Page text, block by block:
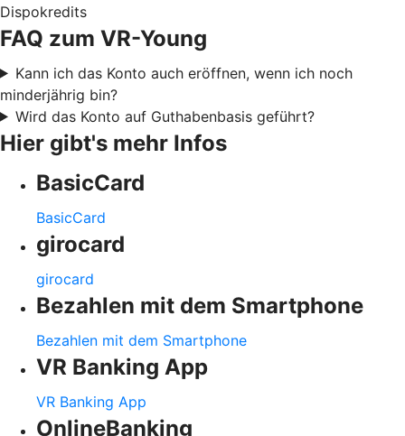
Dispokredits
FAQ zum VR-Young
Kann ich das Konto auch eröffnen, wenn ich noch
minderjährig bin?
Wird das Konto auf Guthabenbasis geführt?
Hier gibt's mehr Infos
BasicCard
BasicCard
girocard
girocard
Bezahlen mit dem Smartphone
Bezahlen mit dem Smartphone
VR Banking App
VR Banking App
OnlineBanking